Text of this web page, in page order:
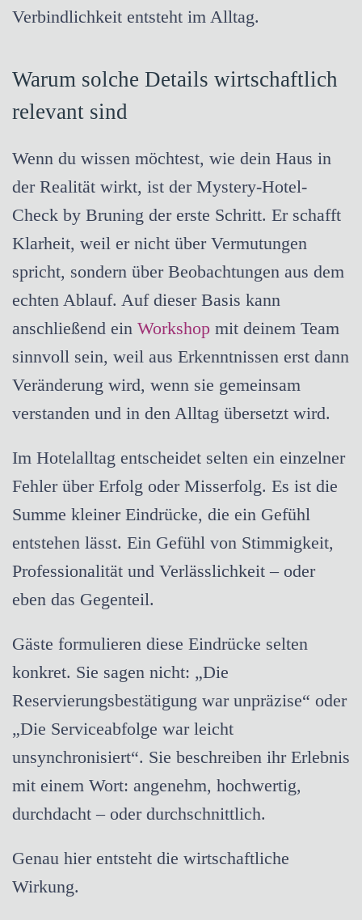
Verbindlichkeit entsteht im Alltag.
Warum solche Details wirtschaftlich
relevant sind
Wenn du wissen möchtest, wie dein Haus in
der Realität wirkt, ist der Mystery-Hotel-
Check by Bruning der erste Schritt. Er schafft
Klarheit, weil er nicht über Vermutungen
spricht, sondern über Beobachtungen aus dem
echten Ablauf. Auf dieser Basis kann
anschließend ein Workshop mit deinem Team
sinnvoll sein, weil aus Erkenntnissen erst dann
Veränderung wird, wenn sie gemeinsam
verstanden und in den Alltag übersetzt wird.
Im Hotelalltag entscheidet selten ein einzelner
Fehler über Erfolg oder Misserfolg. Es ist die
Summe kleiner Eindrücke, die ein Gefühl
entstehen lässt. Ein Gefühl von Stimmigkeit,
Professionalität und Verlässlichkeit – oder
eben das Gegenteil.
Gäste formulieren diese Eindrücke selten
konkret. Sie sagen nicht: „Die
Reservierungsbestätigung war unpräzise“ oder
„Die Serviceabfolge war leicht
unsynchronisiert“. Sie beschreiben ihr Erlebnis
mit einem Wort: angenehm, hochwertig,
durchdacht – oder durchschnittlich.
Genau hier entsteht die wirtschaftliche
Wirkung.